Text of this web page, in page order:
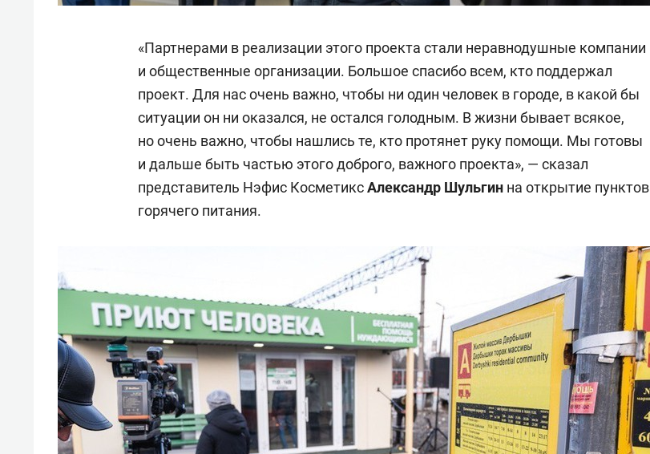
«Партнерами в реализации этого проекта стали неравнодушные компании
и общественные организации. Большое спасибо всем, кто поддержал
проект. Для нас очень важно, чтобы ни один человек в городе, в какой бы
ситуации он ни оказался, не остался голодным. В жизни бывает всякое,
но очень важно, чтобы нашлись те, кто протянет руку помощи. Мы готовы
и дальше быть частью этого доброго, важного проекта», — сказал
представитель Нэфис КосметиксАлександр Шульгин на открытие пунктов
горячего питания.